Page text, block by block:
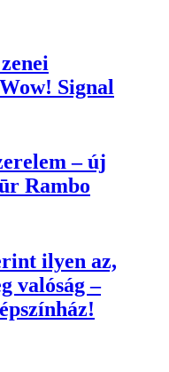
Signal
– új
Rambo
ilyen az,
valóság –